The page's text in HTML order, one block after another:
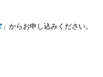
」からお申し込みください。